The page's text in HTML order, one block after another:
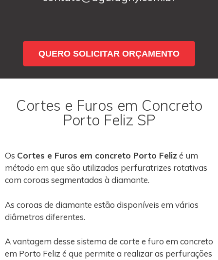
QUERO SOLICITAR ORÇAMENTO
Cortes e Furos em Concreto
Porto Feliz SP
Os Cortes e Furos em concreto Porto Feliz é um
método em que são utilizadas perfuratrizes rotativas
com coroas segmentadas à diamante.
As coroas de diamante estão disponíveis em vários
diâmetros diferentes.
A vantagem desse sistema de corte e furo em concreto
em Porto Feliz é que permite a realizar as perfurações